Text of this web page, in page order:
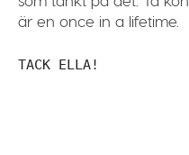
är en once in a lifetime.
TACK ELLA!